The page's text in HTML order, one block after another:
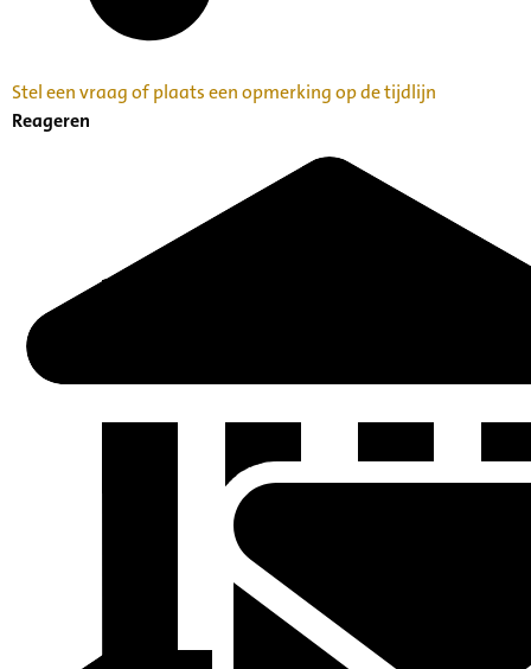
Stel een vraag of plaats een opmerking op de tijdlijn
Reageren